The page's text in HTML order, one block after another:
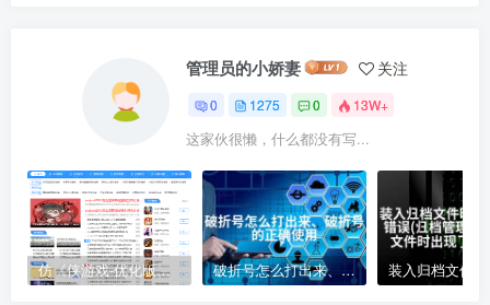
管理员的小娇妻 关注
0 1275 0 13W+
这家伙很懒，什么都没有写...
仿《侠游戏-优化版》源码 游戏软件下载网站模板 帝国cms+采集 破折号怎么打出来、破折号的正确使用